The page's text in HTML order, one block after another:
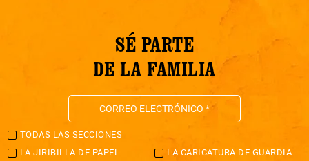
SÉ PARTE
DE LA FAMILIA
TODAS LAS SECCIONES
LA JIRIBILLA DE PAPEL
LA CARICATURA DE GUARDIA